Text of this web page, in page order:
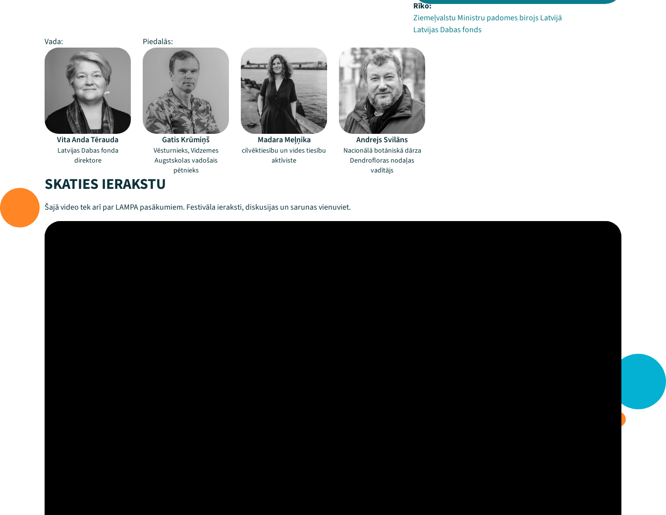
Rīko:
Ziemeļvalstu Ministru padomes birojs Latvijā
Latvijas Dabas fonds
Vada:
Piedalās:
Vita Anda Tērauda
Latvijas Dabas fonda
direktore
Gatis Krūmiņš
Vēsturnieks, Vidzemes
Augstskolas vadošais
pētnieks
Madara Meļņika
cilvēktiesību un vides tiesību
aktīviste
Andrejs Svilāns
Nacionālā botāniskā dārza
Dendrofloras nodaļas
vadītājs
SKATIES IERAKSTU
Šajā video tek arī par LAMPA pasākumiem. Festivāla ieraksti, diskusijas un sarunas vienuviet.